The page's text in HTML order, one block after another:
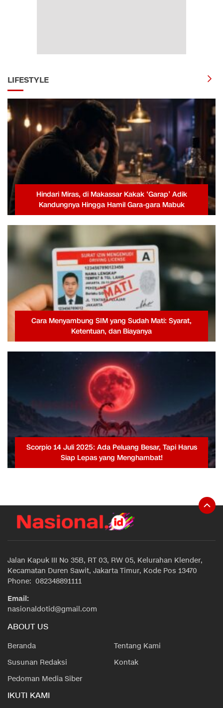
LIFESTYLE
Hindari Miras, di Makassar Kakak ‘Garap’ Adik
Kandungnya Hingga Hamil Gara-gara Mabuk
Cara Menyambung SIM yang Sudah Mati: Syarat,
Ketentuan, dan Biayanya
Scorpio 14 Juli 2025: Ada Peluang Besar, Tapi Harus
Siap Lepas yang Menghambat!
Jalan Kapuk III No 35B, RT 03, RW 05, Kelurahan Klender,
Kecamatan Duren Sawit, Jakarta Timur, Kode Pos 13470
Phone: 082348891111
Email:
nasionaldotid@gmail.com
ABOUT US
Beranda
Tentang Kami
Susunan Redaksi
Kontak
Pedoman Media Siber
IKUTI KAMI